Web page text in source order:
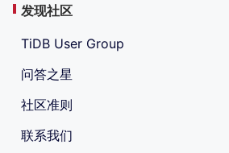
发现社区
TiDB User Group
问答之星
社区准则
联系我们